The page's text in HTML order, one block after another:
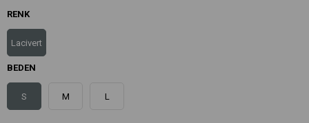
RENK
Lacivert
BEDEN
S M L